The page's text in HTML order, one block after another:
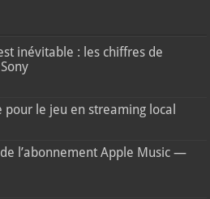
inévitable : les chiffres de
le jeu en streaming local
l’abonnement Apple Music —